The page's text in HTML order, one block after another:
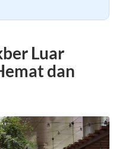
Luar
dan